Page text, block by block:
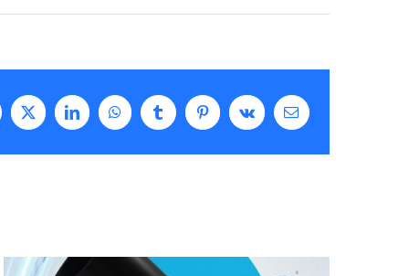
X LinkedInWhatsAppTumblrPinterestVk Email